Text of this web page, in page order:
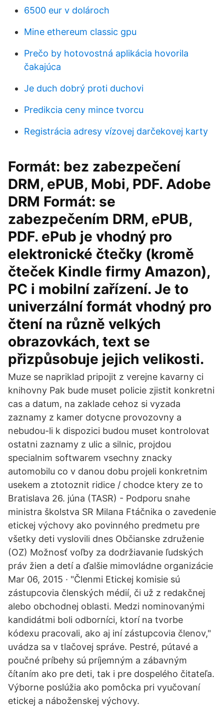
6500 eur v dolároch
Mine ethereum classic gpu
Prečo by hotovostná aplikácia hovorila
čakajúca
Je duch dobrý proti duchovi
Predikcia ceny mince tvorcu
Registrácia adresy vízovej darčekovej karty
Formát: bez zabezpečení
DRM, ePUB, Mobi, PDF. Adobe
DRM Formát: se
zabezpečením DRM, ePUB,
PDF. ePub je vhodný pro
elektronické čtečky (kromě
čteček Kindle firmy Amazon),
PC i mobilní zařízení. Je to
univerzální formát vhodný pro
čtení na různě velkých
obrazovkách, text se
přizpůsobuje jejich velikosti.
Muze se napriklad pripojit z verejne kavarny ci
knihovny Pak bude muset policie zjistit konkretni
cas a datum, na zaklade cehoz si vyzada
zaznamy z kamer dotycne provozovny a
nebudou-li k dispozici budou muset kontrolovat
ostatni zaznamy z ulic a silnic, projdou
specialnim softwarem vsechny znacky
automobilu co v danou dobu projeli konkretnim
usekem a ztotoznit ridice / chodce ktery ze to
Bratislava 26. júna (TASR) - Podporu snahe
ministra školstva SR Milana Ftáčnika o zavedenie
etickej výchovy ako povinného predmetu pre
všetky deti vyslovili dnes Občianske združenie
(OZ) Možnosť voľby za dodržiavanie ľudských
práv žien a detí a ďalšie mimovládne organizácie
Mar 06, 2015 · "Členmi Etickej komisie sú
zástupcovia členských médií, či už z redakčnej
alebo obchodnej oblasti. Medzi nominovanými
kandidátmi boli odborníci, ktorí na tvorbe
kódexu pracovali, ako aj iní zástupcovia členov,"
uvádza sa v tlačovej správe. Pestré, pútavé a
poučné príbehy sú príjemným a zábavným
čítaním ako pre deti, tak i pre dospelého čitateľa.
Výborne poslúžia ako pomôcka pri vyučovaní
etickej a náboženskej výchovy.